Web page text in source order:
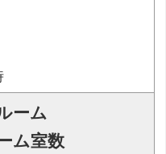
ーム
ム室数